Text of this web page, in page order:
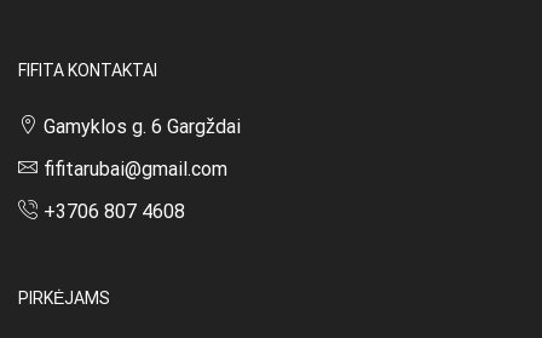
FIFITA KONTAKTAI
Gamyklos g. 6 Gargždai
fifitarubai@gmail.com
+3706 807 4608
PIRKĖJAMS